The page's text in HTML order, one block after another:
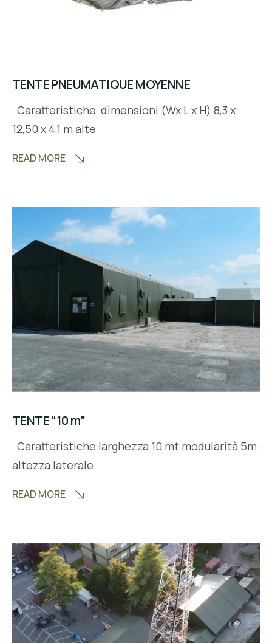
TENTE PNEUMATIQUE MOYENNE
Caratteristiche dimensioni (Wx L x H) 8,3 x
12,50 x 4,1 m alte
READ MORE
TENTE “10 m”
Caratteristiche larghezza 10 mt modularità 5m
altezza laterale
READ MORE